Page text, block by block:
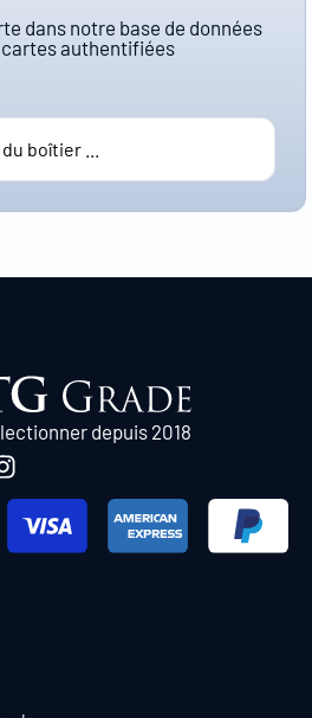
dans notre base de données
cartes authentifiées
depuis 2018